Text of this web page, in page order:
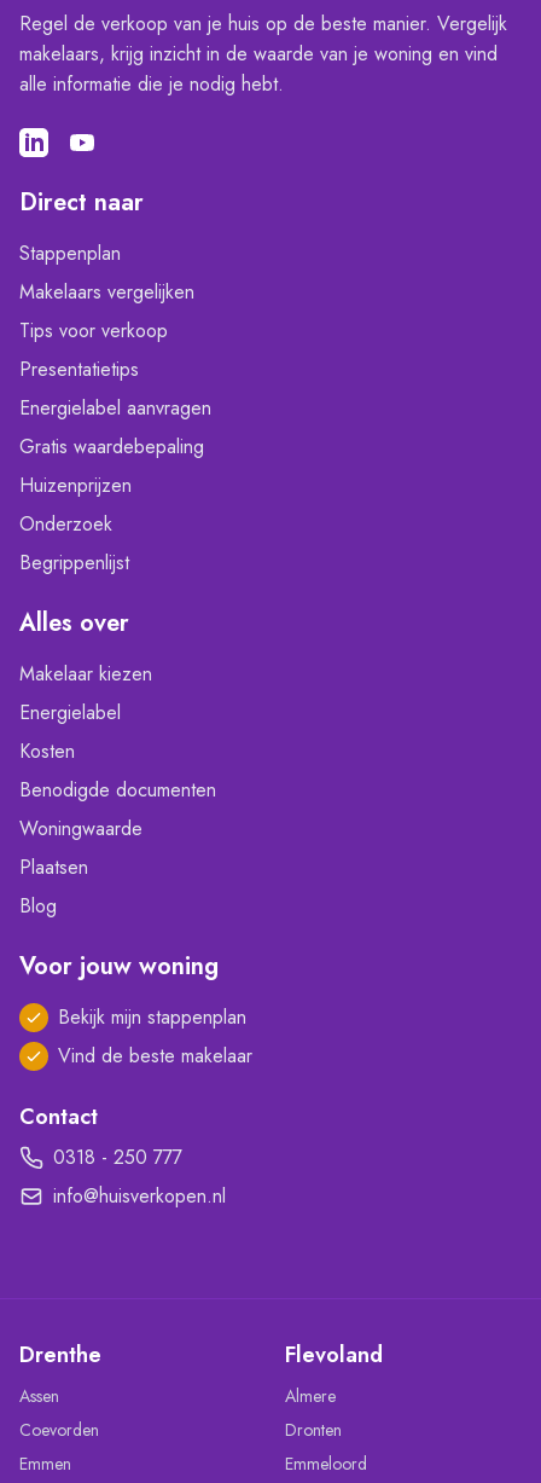
Regel de verkoop van je huis op de beste manier. Vergelijk
makelaars, krijg inzicht in de waarde van je woning en vind
alle informatie die je nodig hebt.
Direct naar
Stappenplan
Makelaars vergelijken
Tips voor verkoop
Presentatietips
Energielabel aanvragen
Gratis waardebepaling
Huizenprijzen
Onderzoek
Begrippenlijst
Alles over
Makelaar kiezen
Energielabel
Kosten
Benodigde documenten
Woningwaarde
Plaatsen
Blog
Voor jouw woning
Bekijk mijn stappenplan
Vind de beste makelaar
Contact
0318 - 250 777
info@huisverkopen.nl
Drenthe
Assen
Coevorden
Emmen
Flevoland
Almere
Dronten
Emmeloord